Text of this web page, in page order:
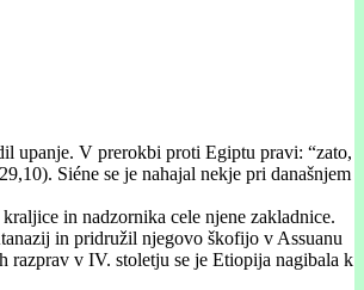
upanje. V prerokbi proti Egiptu pravi: “zato,
Siéne se je nahajal nekje pri današnjem
in nadzornika cele njene zakladnice.
in pridružil njegovo škofijo v Assuanu
razprav v IV. stoletju se je Etiopija nagibala k